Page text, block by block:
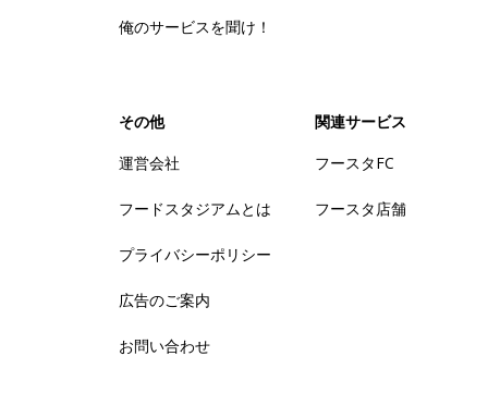
俺のサービスを聞け！
その他
運営会社
フードスタジアムとは
プライバシーポリシー
広告のご案内
お問い合わせ
関連サービス
フースタFC
フースタ店舗